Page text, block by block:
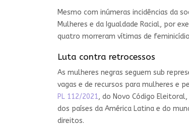
Mesmo com inúmeras incidências da
Mulheres e da Igualdade Racial, por
quatro morreram vítimas de
Luta contra retrocessos
As mulheres negras seguem sub
vagas e de recursos para mulheres e
PL 112/2021, do Novo Código
dos países da América Latina e do
direitos.